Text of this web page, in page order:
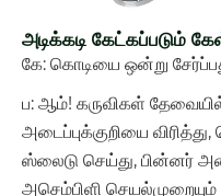
அடிக்கடி கேட்கப்படும்
கே: கொடியை ஒன்று
ப: ஆம்! கருவிகள்
அடைப்புக்குறியை
ஸ்லைடு செய்து, பின்னர்
அசெம்பிளி செயல்முறையும்